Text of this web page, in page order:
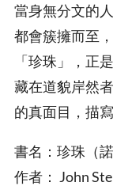
當身無分文的
都會簇擁而至
「珍珠」，正
藏在道貌岸然
的真面目，描
書名：珍珠（
作者： John